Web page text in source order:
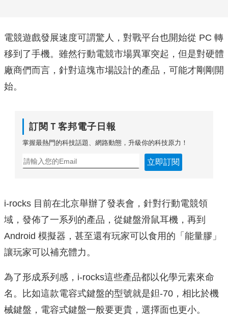
電競遊戲發展速度可謂驚人，對戰平台也開始從 PC 轉
移到了手機。雖然行動電競市場異軍突起，但是對硬體
廠商們而言，針對這塊市場設計的產品，可能才剛剛開
始。
訂閱Ｔ客邦電子日報
掌握最熱門的科技話題、網路動態，升級你的科技原力！
立即訂閱
i-rocks 目前在北京舉辦了發表會，針對行動電競領
域，發佈了一系列的產品，從鍵盤滑鼠耳機，再到
Android 模擬器，甚至還有玩家可以食用的「能量膠」
讓玩家可以補充體力。
為了形成系列感，i-rocks這些產品都以化學元素來命
名。比如這款電容式鍵盤的型號就是鉭-70，相比於機
械鍵盤，電容式鍵盤一般要更貴，選擇面也更小。